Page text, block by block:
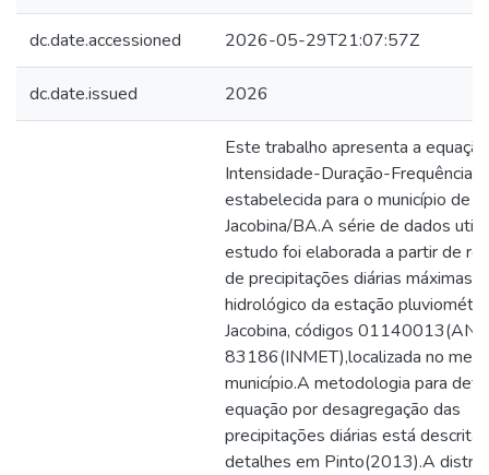
dc.date.accessioned 2026-05-29T21:07:57Z
dc.date.issued 2026
Este trabalho apresenta a equação
Intensidade-Duração-
estabelecida para o município de
Jacobina/BA.A série de dados
estudo foi elaborada a partir de
de precipitações diárias máximas
hidrológico da estação
Jacobina, códigos
83186(INMET),localizada no
município.A metodologia para
equação por desagregação das
precipitações diárias está descrita
detalhes em Pinto(2013).A